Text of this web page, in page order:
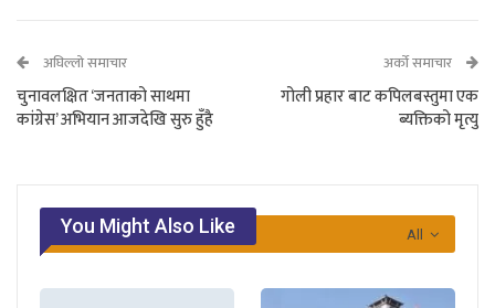
अघिल्लो समाचार
चुनावलक्षित ‘जनताको साथमा
कांग्रेस’ अभियान आजदेखि सुरु हुँहै
अर्को समाचार
गोली प्रहार बाट कपिलबस्तुमा एक
ब्यक्तिको मृत्यु
All
You Might Also Like